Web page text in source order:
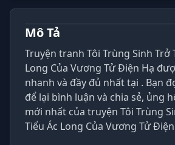
Mô Tả
Truyện tranh Tôi Trùng Sinh Trở
Long Của Vương Tử Điện Hạ
nhanh và đầy đủ nhất tại . Bạn
để lại bình luận và chia sẻ, ủng
mới nhất của truyện Tôi Trùng
Tiểu Ác Long Của Vương Tử